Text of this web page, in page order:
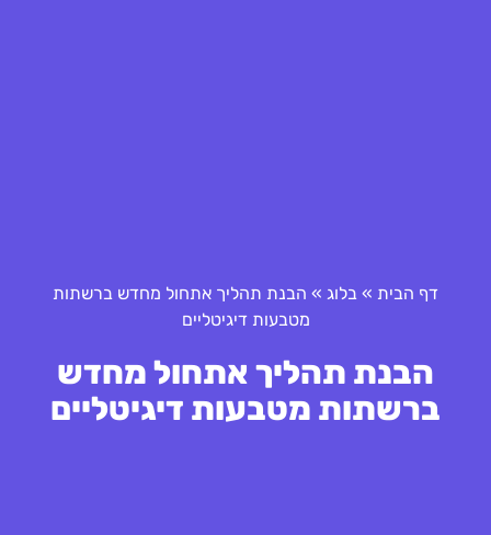
דף הבית » בלוג » הבנת תהליך אתחול מחדש ברשתות
מטבעות דיגיטליים
הבנת תהליך אתחול מחדש
ברשתות מטבעות דיגיטליים